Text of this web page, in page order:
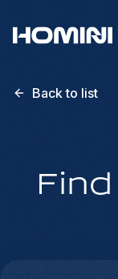
Back to list